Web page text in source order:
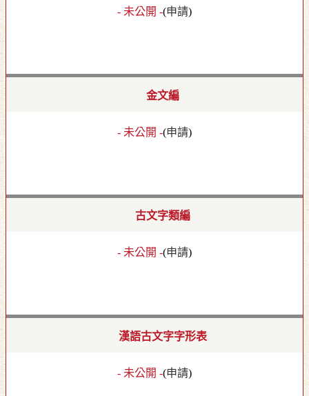
- 未公開 -(申請)
金文編
- 未公開 -(申請)
古文字類編
- 未公開 -(申請)
漢語古文字字形表
- 未公開 -(申請)